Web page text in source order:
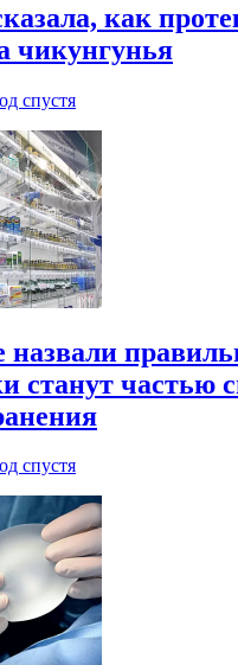
как
чикунгунья
спустя
назвали
станут частью
спустя